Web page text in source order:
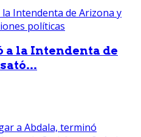
a la Intendenta de